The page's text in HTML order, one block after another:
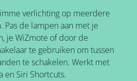
verlichting op meerdere
Pas de lampen aan met je
je WiZmote of door de
te gebruiken om tussen
te schakelen. Werkt met
en Siri Shortcuts.